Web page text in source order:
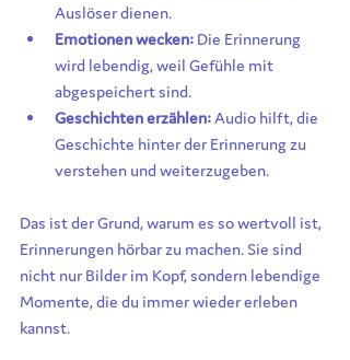
Auslöser dienen.
Emotionen wecken: Die Erinnerung
wird lebendig, weil Gefühle mit
abgespeichert sind.
Geschichten erzählen: Audio hilft, die
Geschichte hinter der Erinnerung zu
verstehen und weiterzugeben.
Das ist der Grund, warum es so wertvoll ist,
Erinnerungen hörbar zu machen. Sie sind
nicht nur Bilder im Kopf, sondern lebendige
Momente, die du immer wieder erleben
kannst.